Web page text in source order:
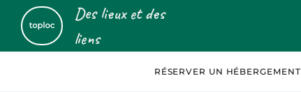
Des lieux et des
liens
RÉSERVER UN HÉBERGEMENT